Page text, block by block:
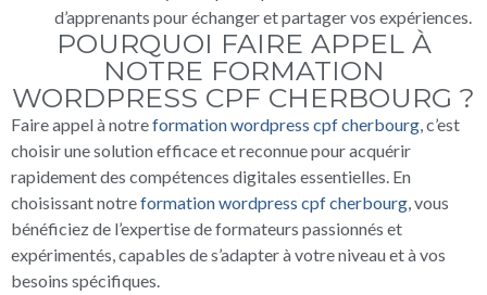
d’apprenants pour échanger et partager vos expériences.
POURQUOI FAIRE APPEL À
NOTRE FORMATION
WORDPRESS CPF CHERBOURG ?
Faire appel à notreformation wordpress cpf cherbourg, c’est
choisir une solution efficace et reconnue pour acquérir
rapidement des compétences digitales essentielles. En
choisissant notreformation wordpress cpf cherbourg, vous
bénéficiez de l’expertise de formateurs passionnés et
expérimentés, capables de s’adapter à votre niveau et à vos
besoins spécifiques.